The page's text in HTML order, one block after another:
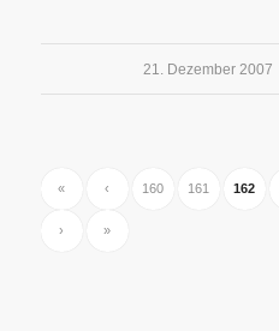
21. Dezember 2007
/
« ‹ 160 161 162
› »